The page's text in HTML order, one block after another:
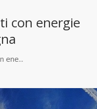
con energie
ene...